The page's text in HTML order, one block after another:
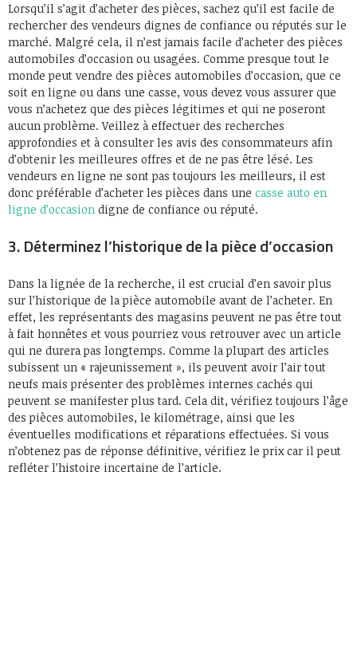
Lorsqu’il s’agit d’acheter des pièces, sachez qu’il est facile de
rechercher des vendeurs dignes de confiance ou réputés sur le
marché. Malgré cela, il n’est jamais facile d’acheter des pièces
automobiles d’occasion ou usagées. Comme presque tout le
monde peut vendre des pièces automobiles d’occasion, que ce
soit en ligne ou dans une casse, vous devez vous assurer que
vous n’achetez que des pièces légitimes et qui ne poseront
aucun problème. Veillez à effectuer des recherches
approfondies et à consulter les avis des consommateurs afin
d’obtenir les meilleures offres et de ne pas être lésé. Les
vendeurs en ligne ne sont pas toujours les meilleurs, il est
donc préférable d’acheter les pièces dans une casse auto en
ligne d’occasion digne de confiance ou réputé.
3. Déterminez l’historique de la pièce d’occasion
Dans la lignée de la recherche, il est crucial d’en savoir plus
sur l’historique de la pièce automobile avant de l’acheter. En
effet, les représentants des magasins peuvent ne pas être tout
à fait honnêtes et vous pourriez vous retrouver avec un article
qui ne durera pas longtemps. Comme la plupart des articles
subissent un « rajeunissement », ils peuvent avoir l’air tout
neufs mais présenter des problèmes internes cachés qui
peuvent se manifester plus tard. Cela dit, vérifiez toujours l’âge
des pièces automobiles, le kilométrage, ainsi que les
éventuelles modifications et réparations effectuées. Si vous
n’obtenez pas de réponse définitive, vérifiez le prix car il peut
refléter l’histoire incertaine de l’article.